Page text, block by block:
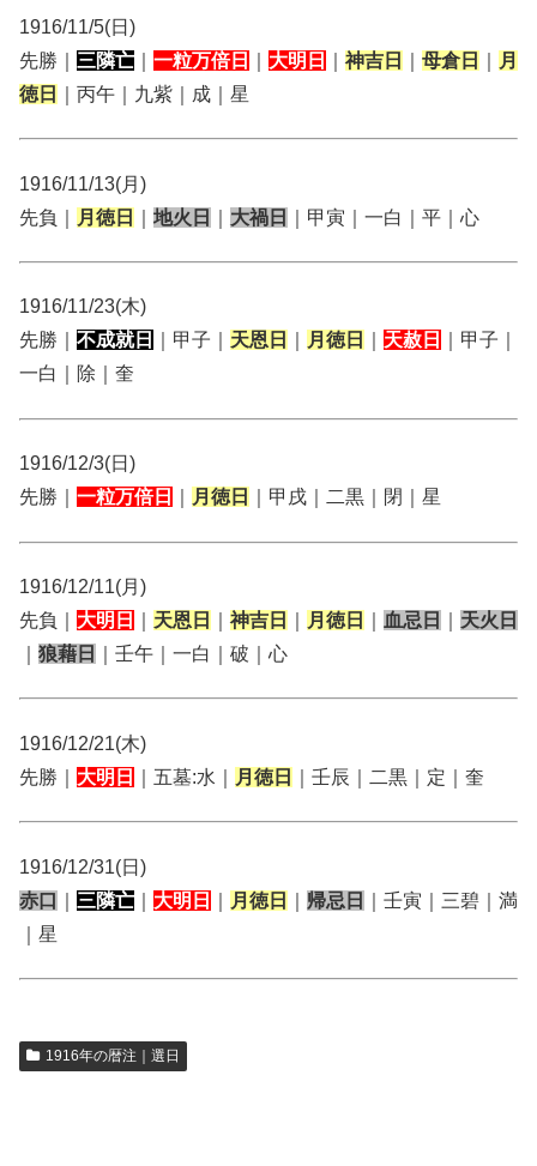
1916/11/5(日)
先勝｜ 三隣亡 一粒万倍日 大明日 神吉日 母倉日
月
徳日
｜丙午｜九紫｜成｜星
1916/11/13(月)
先負｜
月徳日 地火日 大禍日 ｜甲寅｜一白｜平｜心
1916/11/23(木)
先勝｜ 不成就日 ｜甲子｜ 天恩日 月徳日 天赦日
｜甲子｜
一白｜除｜奎
1916/12/3(日)
先勝｜ 一粒万倍日 月徳日 ｜甲戌｜二黒｜閉｜星
1916/12/11(月)
先負｜ 大明日 天恩日 神吉日 月徳日 血忌日
天火日
狼藉日 ｜壬午｜一白｜破｜心
1916/12/21(木)
先勝｜ 大明日 ｜五墓:水｜ 月徳日 ｜壬辰｜二黒｜定｜奎
1916/12/31(日)
赤口
三隣亡 大明日 月徳日 帰忌日
｜壬寅｜三碧｜満
｜星
1916年の暦注｜選日